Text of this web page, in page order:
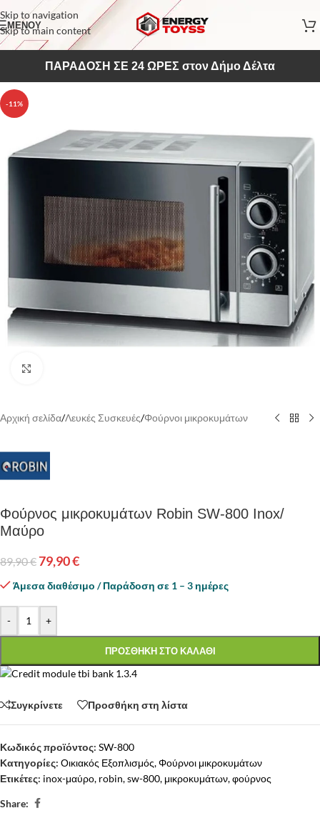
Skip to navigation
Skip to main content
ΜΕΝΟΥ
ΠΑΡΑΔΟΣΗ ΣΕ 24 ΩΡΕΣ στον Δήμο Δέλτα
-11%
Αρχική σελίδα/Λευκές Συσκευές/Φούρνοι μικροκυμάτων
Φούρνος μικροκυμάτων Robin SW-800 Inox/
Μαύρο
89,90€79,90€
Άμεσα διαθέσιμο / Παράδοση σε 1 – 3 ημέρες
- +
ΠΡΟΣΘΗΚΗ ΣΤΟ ΚΑΛΑΘΙ
Συγκρίνετε Προσθήκη στη λίστα
Κωδικός προϊόντος: SW-800
Κατηγορίες: Οικιακός Εξοπλισμός,Φούρνοι μικροκυμάτων
Ετικέτες: inox-μαύρο, robin,sw-800, μικροκυμάτων,φούρνος
Share: